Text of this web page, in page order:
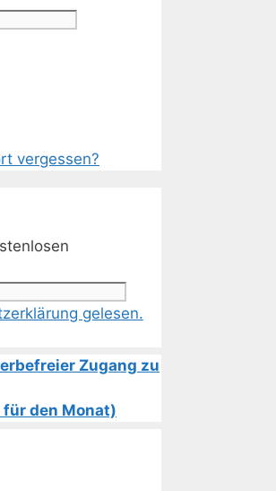
vergessen?
gelesen.
Zugang zu
für den Monat)